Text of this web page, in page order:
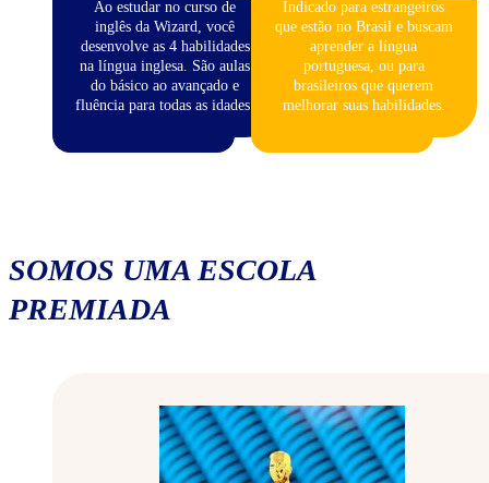
Ao estudar no curso de
inglês da Wizard, você
desenvolve as 4 habilidades
na língua inglesa. São aulas
do básico ao avançado e
fluência para todas as idades.
Indicado para estrangeiros
que estão no Brasil e buscam
aprender a língua
portuguesa, ou para
brasileiros que querem
melhorar suas habilidades.
SOMOS UMA ESCOLA
PREMIADA